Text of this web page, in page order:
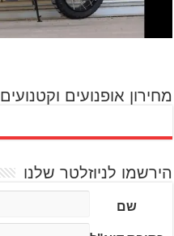
מחירון אופנועים וקטנועים
הירשמו לניוזלטר שלנו
שם